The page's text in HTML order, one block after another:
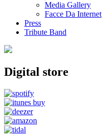
Media Gallery
Facce Da Internet
Press
Tribute Band
Digital store